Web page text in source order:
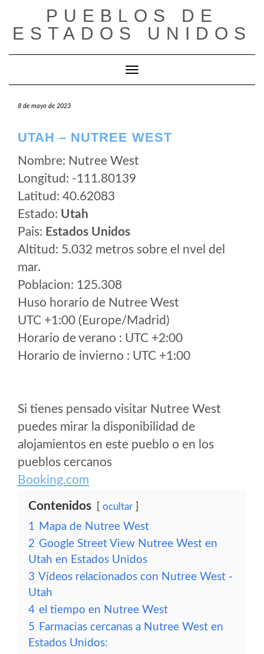
contenido
PUEBLOS DE
ESTADOS UNIDOS
Cambiar modo de navegación
8 de mayo de 2023
UTAH – NUTREE WEST
Nombre: Nutree West
Longitud: -111.80139
Latitud: 40.62083
Estado: Utah
Pais: Estados Unidos
Altitud: 5.032 metros sobre el nvel del
mar.
Poblacion: 125.308
Huso horario de Nutree West
UTC +1:00 (Europe/Madrid)
Horario de verano : UTC +2:00
Horario de invierno : UTC +1:00
Si tienes pensado visitar Nutree West
puedes mirar la disponibilidad de
alojamientos en este pueblo o en los
pueblos cercanos
Booking.com
Contenidos ocultar
1 Mapa de Nutree West
2 Google Street View Nutree West en
Utah en Estados Unidos
3 Vídeos relacionados con Nutree West -
Utah
4 el tiempo en Nutree West
5 Farmacias cercanas a Nutree West en
Estados Unidos: